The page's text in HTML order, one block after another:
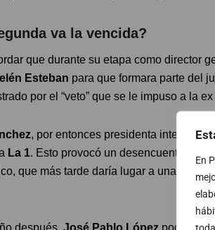
En
va la vencida?
que durante su etapa como director
Esteban para que formara parte del
por el “veto” que se le impuso a la
, por entonces presidenta interina de
La 1. Esto provocó un desencuentro entre
que más tarde daría lugar a una
después, José Pablo López podría